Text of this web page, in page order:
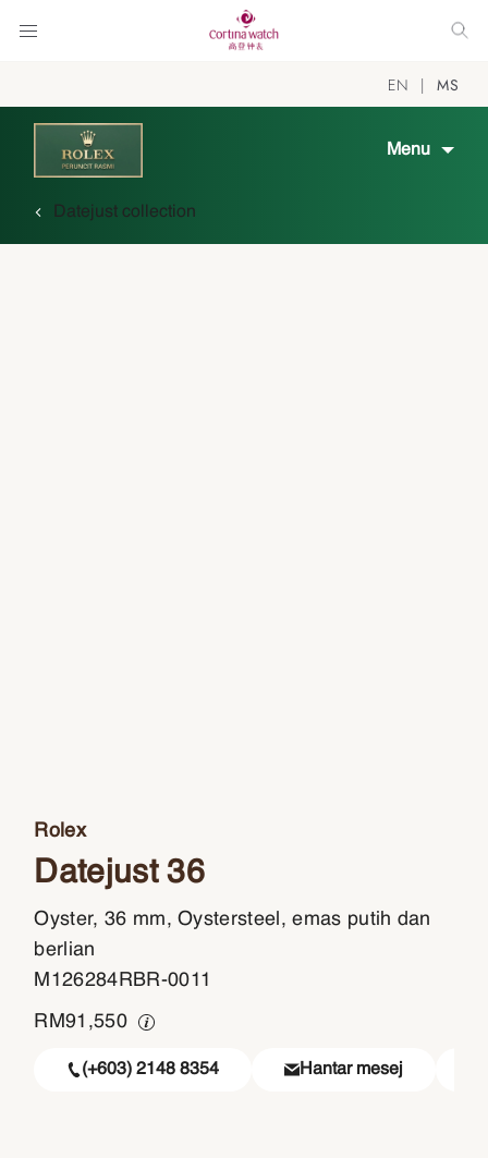
EN MS
Menu
Datejust collection
Rolex
Datejust 36
Oyster, 36 mm, Oystersteel, emas putih dan
berlian
M126284RBR-0011
RM91,550
(+603) 2148 8354 Hantar mesej